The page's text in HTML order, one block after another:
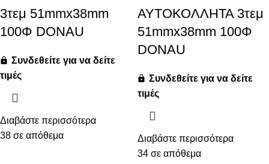
3τεμ 51mmx38mm
100Φ DONAU
Συνδεθείτε για να δείτε
τιμές
Διαβάστε περισσότερα
38 σε απόθεμα
ΑΥΤΟΚΟΛΛΗΤΑ 3τεμ
51mmx38mm 100Φ
DONAU
Συνδεθείτε για να δείτε
τιμές
Διαβάστε περισσότερα
34 σε απόθεμα